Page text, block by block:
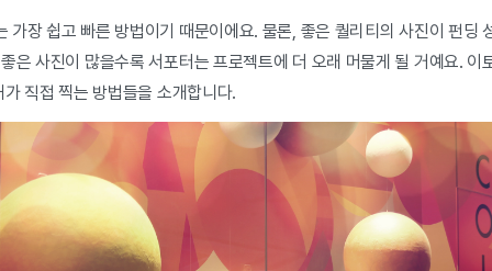
가장 쉽고 빠른 방법이기 때문이에요. 물론, 좋은 퀄리티의 사진이 펀딩
은 사진이 많을수록 서포터는 프로젝트에 더 오래 머물게 될 거예요. 이
직접 찍는 방법들을 소개합니다.